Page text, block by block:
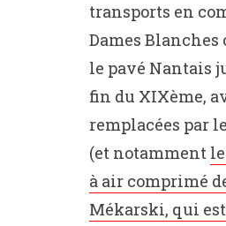
transports en
Dames Blanches
le pavé Nantais
fin du XIXème,
remplacées par
(et notamment
à air comprimé
Mékarski, qui est